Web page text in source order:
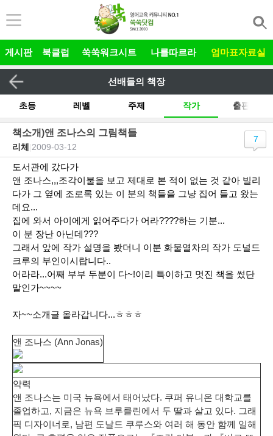
게시판 북클럽 쑥쑥워크시트 나를따르라 엄마표자료실
선배들의 책장
초등 레벨 주제 작가 출판사
전체 그림책 릴레이
책소개)앤 조나스의 그림책들
리체 2009-03-12
7
도서관에 갔다가
앤 조나스,,,조각이불을 보고 제대로 본 적이 없는 것 같아 빌리
다가 그 옆에 조로록 있는 이 분의 책들을 그냥 집어 들고 왔는
데요...
집에 와서 아이에게 읽어주다가 어라????하는 기분...
이 분 장난 아닌데???
그래서 앞에 작가 설명을 봤더니 이분 화물열차의 작가 도널드
크루의 부인이시랍니다..
어라라...어째 부부 두분이 다~!이리 특이하고 멋진 책을 썼단
말인가~~~~
자~~소개글 올라갑니다...ㅎㅎㅎ
앤 조나스 (Ann Jonas)
약력
앤 조나스는 미국 뉴욕에서 태어났다. 쿠퍼 유니온 대학교를
졸업하고, 지금은 뉴욕 브루클린에서 두 딸과 살고 있다. 그래
픽 디자이너로, 남편 도날드 쿠루스와 여러 해 동안 함께 일해